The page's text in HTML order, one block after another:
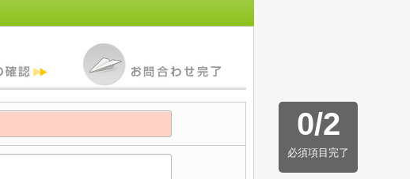
0/2
必須項目完了